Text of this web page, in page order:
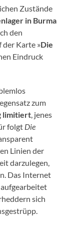
Zustände
in Burma
den
der Karte »Die
Eindruck
zum
limitiert, jenes
folgt Die
Linien der
darzulegen,
Das Internet
sich